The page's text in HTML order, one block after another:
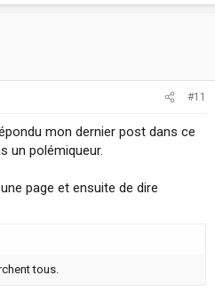
#11
mon dernier post dans ce
un polémiqueur.
page et ensuite de dire
tous.